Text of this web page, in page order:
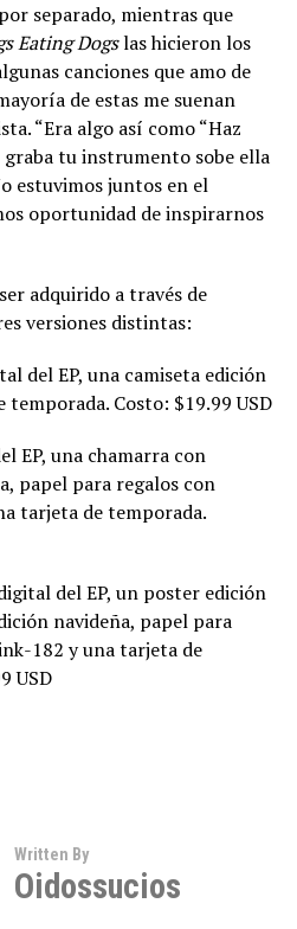
separado, mientras que
Eating Dogslas hicieron los
canciones que amo de
de estas me suenan
“Era algo así como “Haz
tu instrumento sobe ella
estuvimos juntos en el
oportunidad de inspirarnos
adquirido a través de
versiones distintas:
del EP, una camiseta edición
Costo: $19.99 USD
EP, una chamarra con
papel para regalos con
tarjeta de temporada.
del EP, un poster edición
navideña, papel para
182 y una tarjeta de
USD
Written By
Oidossucios